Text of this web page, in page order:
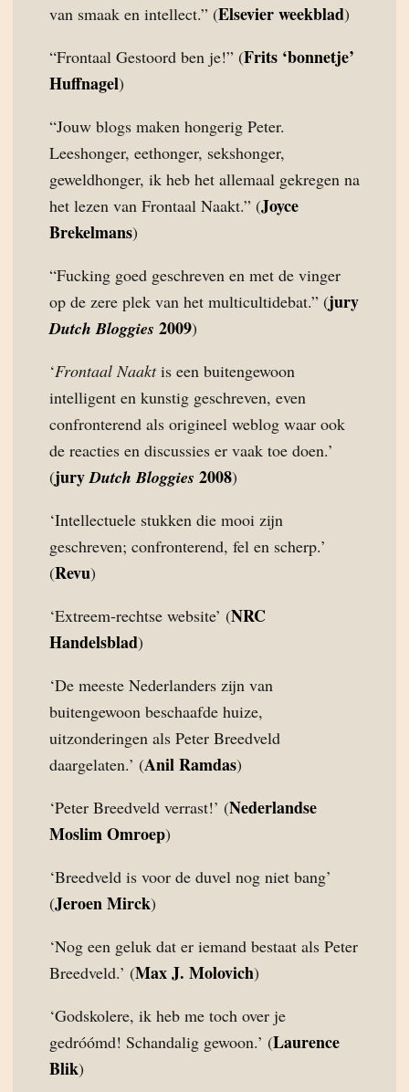
van smaak en intellect.” (Elsevier weekblad)
“Frontaal Gestoord ben je!” (Frits ‘bonnetje’
Huffnagel)
“Jouw blogs maken hongerig Peter.
Leeshonger, eethonger, sekshonger,
geweldhonger, ik heb het allemaal gekregen na
het lezen van Frontaal Naakt.” (Joyce
Brekelmans)
“Fucking goed geschreven en met de vinger
op de zere plek van het multicultidebat.” (jury
Dutch Bloggies 2009)
‘Frontaal Naaktis een buitengewoon
intelligent en kunstig geschreven, even
confronterend als origineel weblog waar ook
de reacties en discussies er vaak toe doen.’
(juryDutch Bloggies 2008)
‘Intellectuele stukken die mooi zijn
geschreven; confronterend, fel en scherp.’
(Revu)
‘Extreem-rechtse website’ (NRC
Handelsblad)
‘De meeste Nederlanders zijn van
buitengewoon beschaafde huize,
uitzonderingen als Peter Breedveld
daargelaten.’ (Anil Ramdas)
‘Peter Breedveld verrast!’ (Nederlandse
Moslim Omroep)
‘Breedveld is voor de duvel nog niet bang’
(Jeroen Mirck)
‘Nog een geluk dat er iemand bestaat als Peter
Breedveld.’ (Max J. Molovich)
‘Godskolere, ik heb me toch over je
gedróómd! Schandalig gewoon.’ (Laurence
Blik)